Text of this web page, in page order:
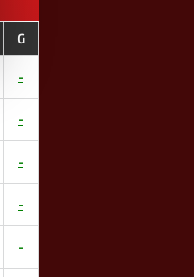
G
-
-
-
-
-